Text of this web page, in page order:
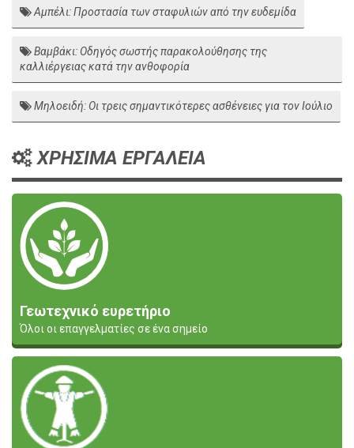
Αμπέλι: Προστασία των σταφυλιών από την ευδεμίδα
Βαμβάκι: Οδηγός σωστής παρακολούθησης της
καλλιέργειας κατά την ανθοφορία
Μηλοειδή: Οι τρεις σημαντικότερες ασθένειες για τον Ιούλιο
ΧΡΗΣΙΜΑ ΕΡΓΑΛΕΙΑ
Γεωτεχνικό ευρετήριο
Όλοι οι επαγγελματίες σε ένα σημείο